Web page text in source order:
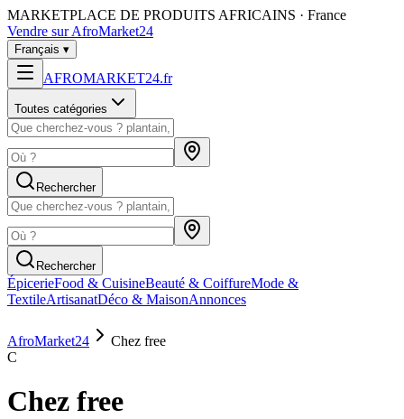
MARKETPLACE DE PRODUITS AFRICAINS · France
Vendre sur AfroMarket24
Français ▾
AFROMARKET24.fr
Toutes catégories
Rechercher
Rechercher
ÉpicerieFood & CuisineBeauté & CoiffureMode &
TextileArtisanatDéco & MaisonAnnonces
AfroMarket24
Chez free
C
Chez free